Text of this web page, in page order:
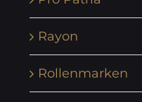
Rayon
Rollenmarken